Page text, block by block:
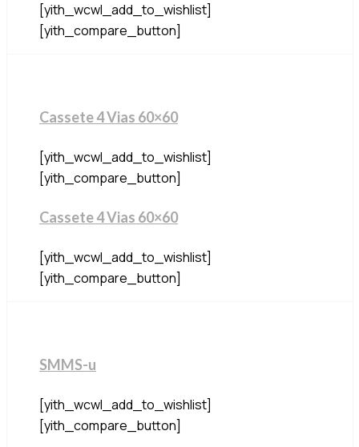
[yith_wcwl_add_to_wishlist]
[yith_compare_button]
Cassete 4 Vias 60×60
[yith_wcwl_add_to_wishlist]
[yith_compare_button]
Cassete 4 Vias 60×60
[yith_wcwl_add_to_wishlist]
[yith_compare_button]
SMMS-u
[yith_wcwl_add_to_wishlist]
[yith_compare_button]